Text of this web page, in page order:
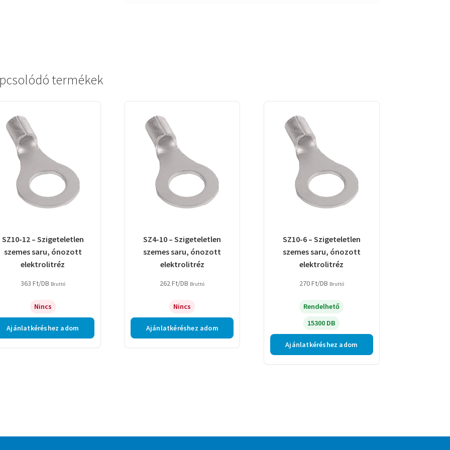
termékek
SZ10-12 – Szigeteletlen
szemes saru, ónozott
elektrolitréz
363 Ft/DB Bruttó
Nincs
Ajánlatkéréshez adom
SZ4-10 – Szigeteletlen
szemes saru, ónozott
elektrolitréz
262Ft/DB Bruttó
Nincs
Ajánlatkéréshez adom
SZ10-6 – Szigeteletlen
szemes saru, ónozott
elektrolitréz
270Ft/DB Bruttó
Rendelhető
15300 DB
Ajánlatkéréshez adom